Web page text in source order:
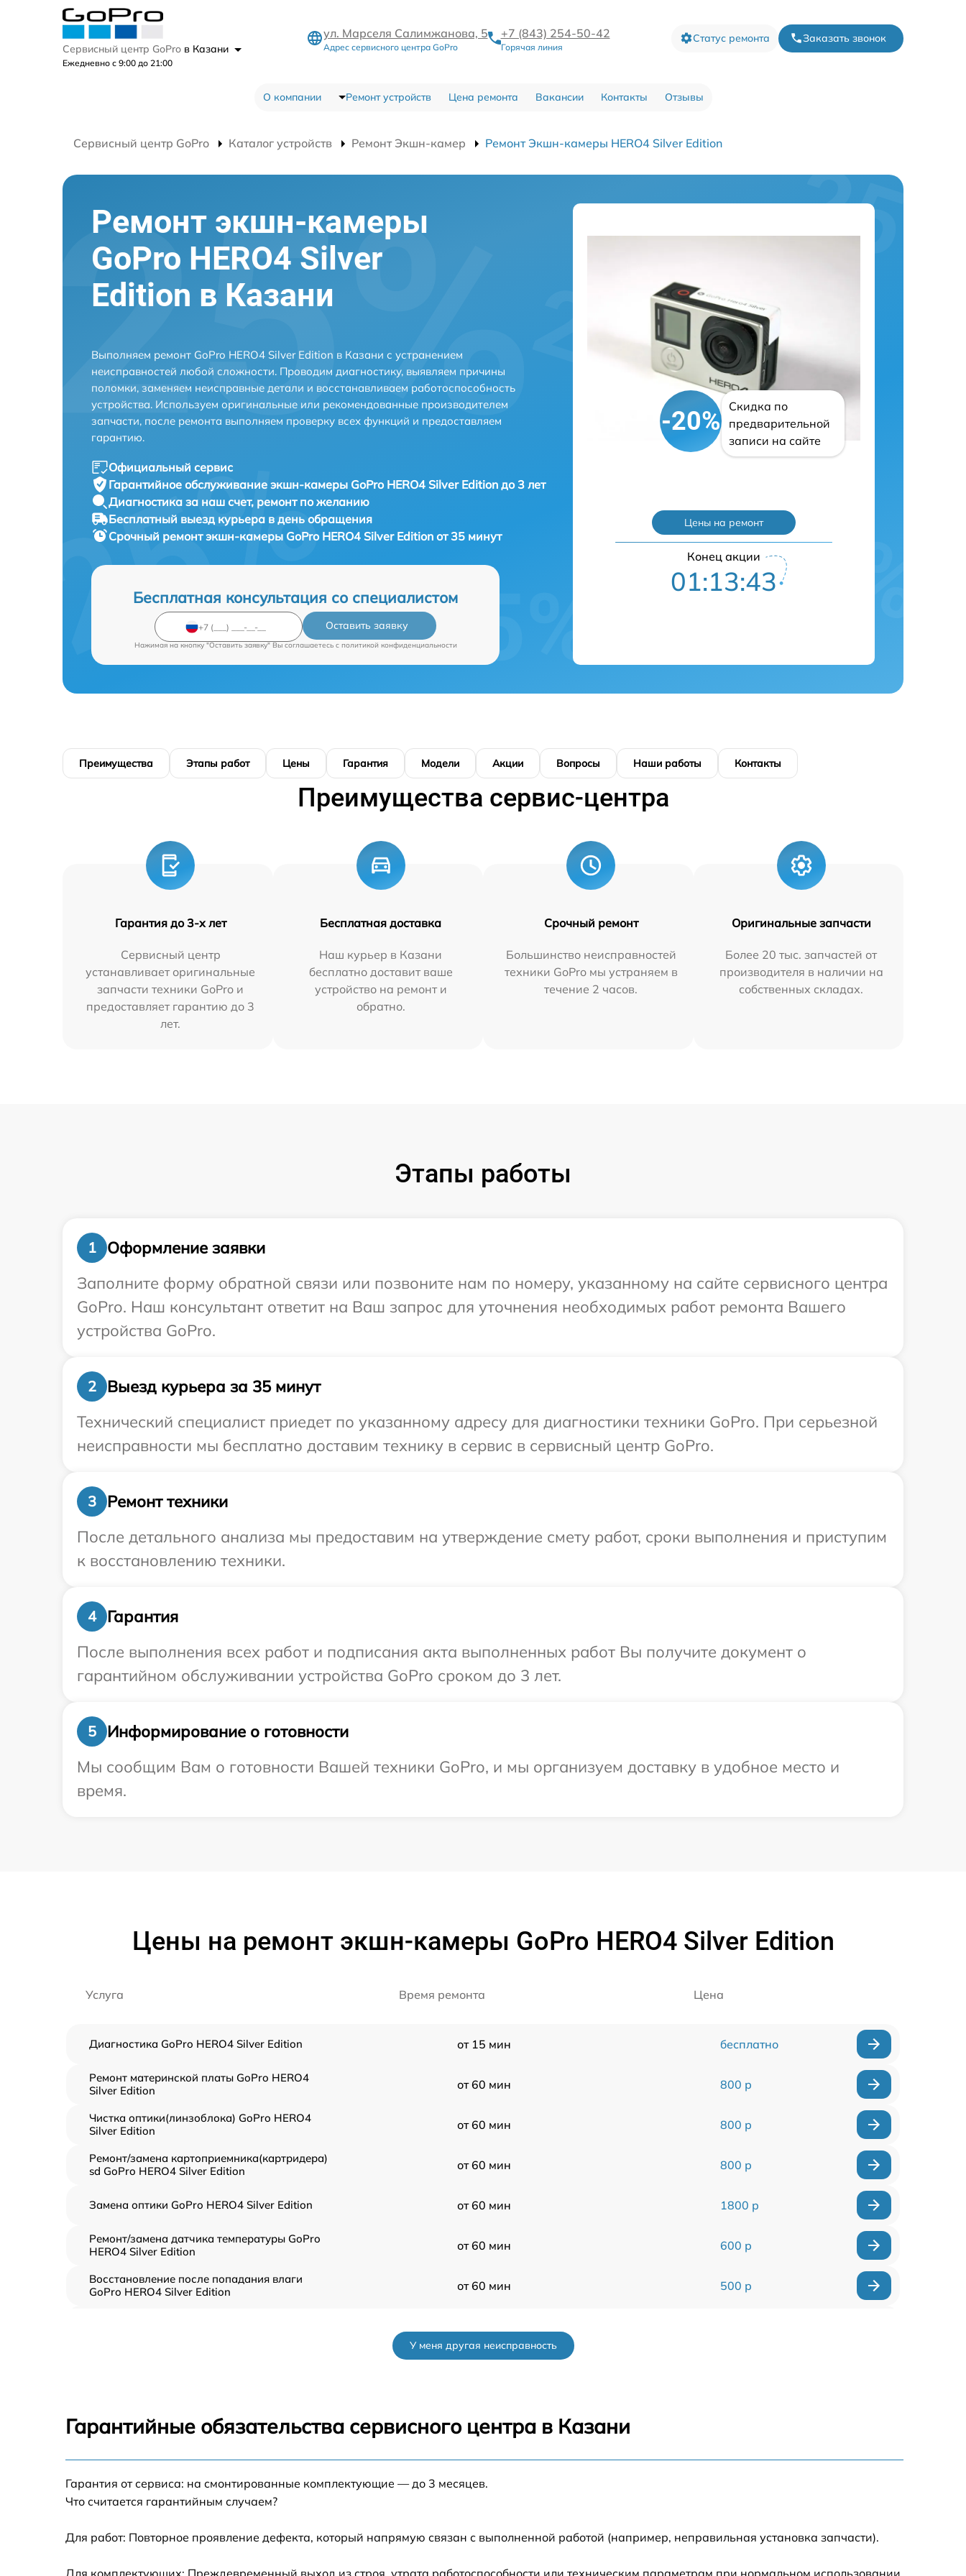
Сервисный центр GoPro в Казани
Ежедневно с 9:00 до 21:00
ул. Марселя Салимжанова, 5
Адрес сервисного центра GoPro
+7 (843) 254-50-42
Горячая линия
Статус ремонта Заказать звонок
О компании Ремонт устройств Цена ремонта Вакансии Контакты Отзывы
Сервисный центр GoPro Каталог устройств Ремонт Экшн-камер Ремонт Экшн-камеры HERO4 Silver Edition
Ремонт экшн-камеры
GoPro HERO4 Silver
Edition в Казани
Выполняем ремонт GoPro HERO4 Silver Edition в Казани с устранением
неисправностей любой сложности. Проводим диагностику, выявляем причины
поломки, заменяем неисправные детали и восстанавливаем работоспособность
устройства. Используем оригинальные или рекомендованные производителем
запчасти, после ремонта выполняем проверку всех функций и предоставляем
гарантию.
Официальный сервис
Гарантийное обслуживание экшн-камеры GoPro HERO4 Silver Edition до 3 лет
Диагностика за наш счет, ремонт по желанию
Бесплатный выезд курьера в день обращения
Срочный ремонтэкшн-камеры GoPro HERO4 Silver Edition от 35 минут
Бесплатная консультация со специалистом
Оставить заявку
Нажимая на кнопку "Оставить заявку" Вы соглашаетесь c политикой конфиденциальности
-20%
Скидка по
предварительной
записи на сайте
Цены на ремонт
Конец акции
01:13:42
Преимущества Этапы работ Цены Гарантия Модели Акции Вопросы Наши работы Контакты
Преимущества сервис-центра
Гарантия до 3-х лет
Сервисный центр
устанавливает оригинальные
запчасти техники GoPro и
предоставляет гарантию до 3
лет.
Бесплатная доставка
Наш курьер в Казани
бесплатно доставит ваше
устройство на ремонт и
обратно.
Срочный ремонт
Большинство неисправностей
техники GoPro мы устраняем в
течение 2 часов.
Оригинальные запчасти
Более 20 тыс. запчастей от
производителя в наличии на
собственных складах.
Этапы работы
1
Оформление заявки
Заполните форму обратной связи или позвоните нам по номеру, указанному на сайте сервисного центра
GoPro. Наш консультант ответит на Ваш запрос для уточнения необходимых работ ремонта Вашего
устройства GoPro.
2
Выезд курьера за 35 минут
Технический специалист приедет по указанному адресу для диагностики техники GoPro. При серьезной
неисправности мы бесплатно доставим технику в сервис в сервисный центр GoPro.
3
Ремонт техники
После детального анализа мы предоставим на утверждение смету работ, сроки выполнения и приступим
к восстановлению техники.
4
Гарантия
После выполнения всех работ и подписания акта выполненных работ Вы получите документ о
гарантийном обслуживании устройства GoPro сроком до 3 лет.
5
Информирование о готовности
Мы сообщим Вам о готовности Вашей техники GoPro, и мы организуем доставку в удобное место и
время.
Цены на ремонт экшн-камеры GoPro HERO4 Silver Edition
Услуга Время ремонта Цена
Диагностика GoPro HERO4 Silver Edition от 15 мин бесплатно
Ремонт материнской платы GoPro HERO4
Silver Edition
от 60 мин 800 р
Чистка оптики(линзоблока) GoPro HERO4
Silver Edition
от 60 мин 800 р
Ремонт/замена картоприемника(картридера)
sd GoPro HERO4 Silver Edition
от 60 мин 800 р
Замена оптики GoPro HERO4 Silver Edition от 60 мин 1800 р
Ремонт/замена датчика температуры GoPro
HERO4 Silver Edition
от 60 мин 600 р
Восстановление после попадания влаги
GoPro HERO4 Silver Edition
от 60 мин 500 р
Замена модуля Wi-Fi GoPro HERO4 Silver
Замена материнской платы GoPro HERO4
Silver Edition
от 60 мин
HERO4 Silver Edition
У меня другая неисправность
Гарантийные обязательства сервисного центра в Казани
Гарантия от сервиса: на смонтированные комплектующие — до 3 месяцев.
Что считается гарантийным случаем?
Для работ: Повторное проявление дефекта, который напрямую связан с выполненной работой (например, неправильная установка запчасти).